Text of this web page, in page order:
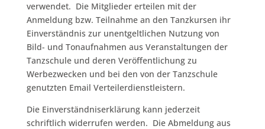
verwendet. Die Mitglieder erteilen mit der
Anmeldung bzw. Teilnahme an den Tanzkursen ihr
Einverständnis zur unentgeltlichen Nutzung von
Bild- und Tonaufnahmen aus Veranstaltungen der
Tanzschule und deren Veröffentlichung zu
Werbezwecken und bei den von der Tanzschule
genutzten Email Verteilerdienstleistern.
Die Einverständniserklärung kann jederzeit
schriftlich widerrufen werden. Die Abmeldung aus